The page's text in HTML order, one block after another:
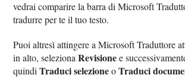
vedrai comparire la barra di Microsoft
tradurre per te il tuo testo.
Puoi altresì attingere a Microsoft Traduttore
in alto, selezionaRevisionee
quindiTraduci selezioneoTraduci